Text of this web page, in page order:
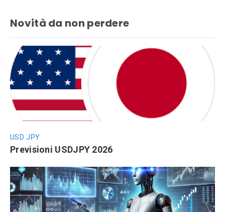
Novità da non perdere
USD JPY
Previsioni USDJPY 2026